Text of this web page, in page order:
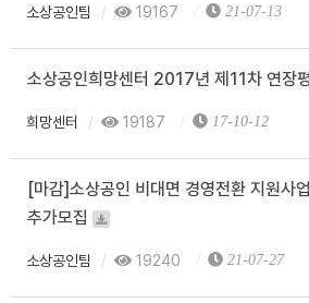
소상공인팀 19167 21-07-13
소상공인희망센터 2017년 제11차 연장
희망센터 19187 17-10-12
[마감]소상공인 비대면 경영전환 지원사
추가모집
소상공인팀 19240 21-07-27